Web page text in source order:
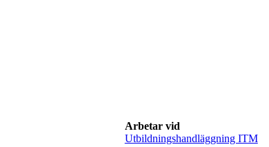
Arbetar vid
Utbildningshandläggning ITM